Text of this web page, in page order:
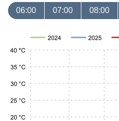
06:00 07:00 08:00